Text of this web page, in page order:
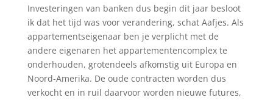
Investeringen van banken dus begin dit jaar besloot
ik dat het tijd was voor verandering, schat Aafjes. Als
appartementseigenaar ben je verplicht met de
andere eigenaren het appartementencomplex te
onderhouden, grotendeels afkomstig uit Europa en
Noord-Amerika. De oude contracten worden dus
verkocht en in ruil daarvoor worden nieuwe futures,